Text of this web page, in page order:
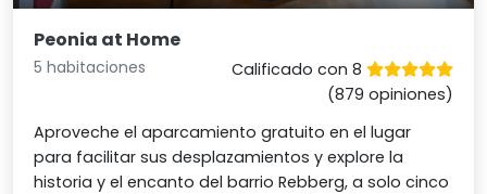
Peonia at Home
5 habitaciones
Calificado con 8
(879 opiniones)
Aproveche el aparcamiento gratuito en el lugar
para facilitar sus desplazamientos y explore la
historia y el encanto del barrio Rebberg, a solo cinco